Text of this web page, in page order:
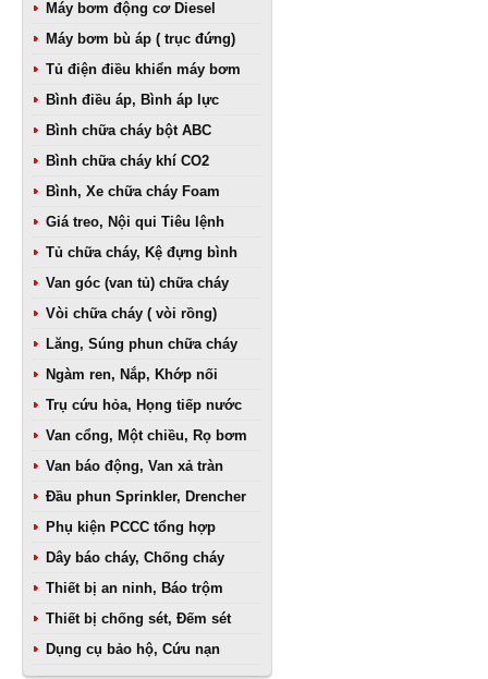
Máy bơm động cơ Diesel
Máy bơm bù áp ( trục đứng)
Tủ điện điều khiển máy bơm
Bình điều áp, Bình áp lực
Bình chữa cháy bột ABC
Bình chữa cháy khí CO2
Bình, Xe chữa cháy Foam
Giá treo, Nội qui Tiêu lệnh
Tủ chữa cháy, Kệ đựng bình
Van góc (van tủ) chữa cháy
Vòi chữa cháy ( vòi rồng)
Lăng, Súng phun chữa cháy
Ngàm ren, Nắp, Khớp nối
Trụ cứu hỏa, Họng tiếp nước
Van cổng, Một chiều, Rọ bơm
Van báo động, Van xả tràn
Đầu phun Sprinkler, Drencher
Phụ kiện PCCC tổng hợp
Dây báo cháy, Chống cháy
Thiết bị an ninh, Báo trộm
Thiết bị chống sét, Đếm sét
Dụng cụ bảo hộ, Cứu nạn